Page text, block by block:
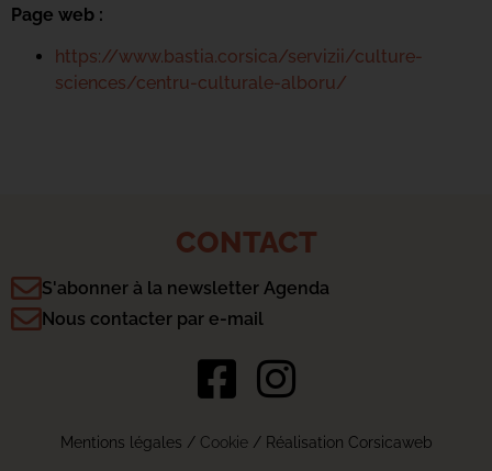
Page web :
https://www.bastia.corsica/servizii/culture-
sciences/centru-culturale-alboru/
CONTACT
S'abonner à la newsletter Agenda
Nous contacter par e-mail
Mentions légales / Cookie/ Réalisation Corsicaweb